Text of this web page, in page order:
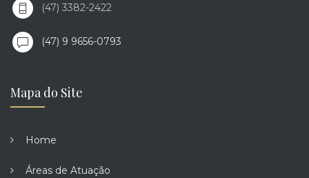
(47) 3382-2422
(47) 9 9656-0793
Mapa do Site
Home
Áreas de Atuação